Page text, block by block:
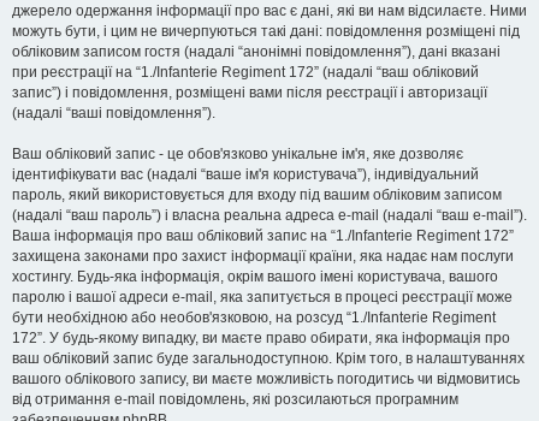
джерело одержання інформації про вас є дані, які ви нам відсилаєте. Ними
можуть бути, і цим не вичерпуються такі дані: повідомлення розміщені під
обліковим записом гостя (надалі “анонімні повідомлення”), дані вказані
при реєстрації на “1./Infanterie Regiment 172” (надалі “ваш обліковий
запис”) і повідомлення, розміщені вами після реєстрації і авторизації
(надалі “ваші повідомлення”).
Ваш обліковий запис - це обов'язково унікальне ім'я, яке дозволяє
ідентифікувати вас (надалі “ваше ім'я користувача”), індивідуальний
пароль, який використовується для входу під вашим обліковим записом
(надалі “ваш пароль”) і власна реальна адреса e-mail (надалі “ваш e-mail”).
Ваша інформація про ваш обліковий запис на “1./Infanterie Regiment 172”
захищена законами про захист інформації країни, яка надає нам послуги
хостингу. Будь-яка інформація, окрім вашого імені користувача, вашого
паролю і вашої адреси e-mail, яка запитується в процесі реєстрації може
бути необхідною або необов'язковою, на розсуд “1./Infanterie Regiment
172”. У будь-якому випадку, ви маєте право обирати, яка інформація про
ваш обліковий запис буде загальнодоступною. Крім того, в налаштуваннях
вашого облікового запису, ви маєте можливість погодитись чи відмовитись
від отримання e-mail повідомлень, які розсилаються програмним